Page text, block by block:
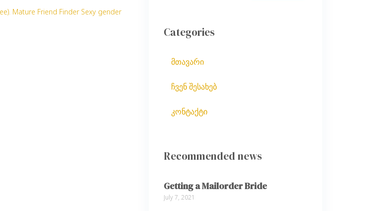
Mature Friend Finder Sexy gender
Categories
მთავარი
ჩვენ შესახებ
კონტაქტი
Recommended news
Getting a Mailorder Bride
July 7, 2021